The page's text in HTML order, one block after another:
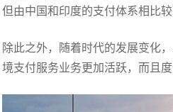
但由中国和印度的支付体系相比
除此之外，随着时代的发展变化
境支付服务业务更加活跃，而且